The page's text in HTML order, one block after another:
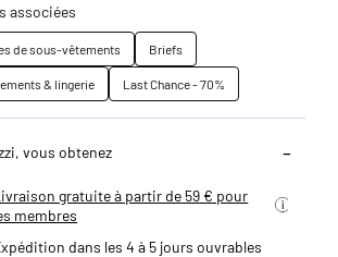
associées
de sous-vêtements
Briefs
& lingerie
Last Chance - 70%
vous obtenez
gratuite à partir de 59 € pour
membres
dans les 4 à 5 jours ouvrables